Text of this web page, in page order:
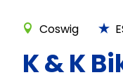
Coswig
K & K